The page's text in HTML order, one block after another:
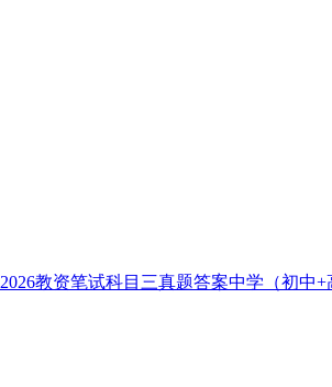
2026教资笔试科目三真题答案中学（初中